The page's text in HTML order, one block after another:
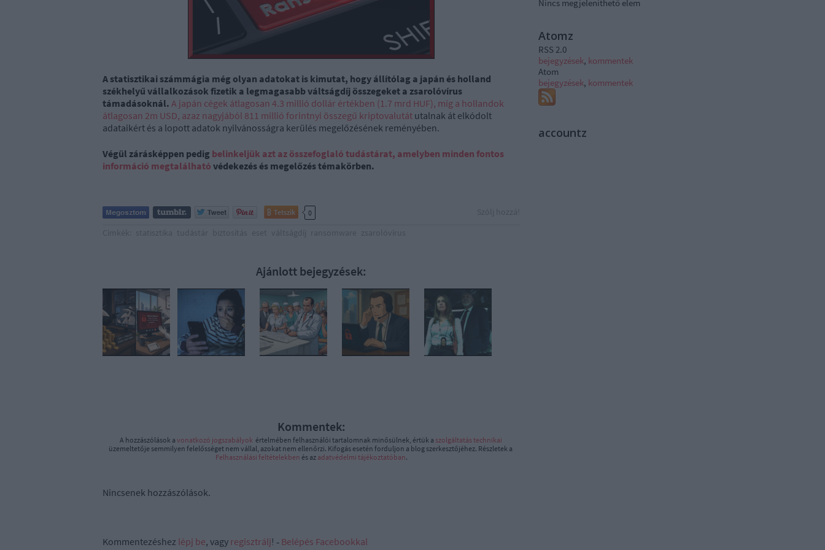
A statisztikai számmágia még olyan adatokat is kimutat, hogy állítólag a japán és holland
székhelyű vállalkozások fizetik a legmagasabb váltságdíj összegeket a zsarolóvírus
támadásoknál. A japán cégek átlagosan 4.3 millió dollár értékben (1.7 mrd HUF), míg a hollandok
átlagosan 2m USD, azaz nagyjából 811 millió forintnyi összegű kriptovalutát utalnak át elkódolt
adataikért és a lopott adatok nyilvánosságra kerülés megelőzésének reményében.
Végül zárásképpen pedig belinkeljük azt az összefoglaló tudástárat, amelyben minden fontos
információ megtalálható védekezés és megelőzés témakörben.
Tetszik 0
Ajánlott bejegyzések:
Kommentek:
A hozzászólások a vonatkozó jogszabályokértelmében felhasználói tartalomnak minősülnek, értük a szolgáltatás technikai
üzemeltetője semmilyen felelősséget nem vállal, azokat nem ellenőrzi. Kifogás esetén forduljon a blog szerkesztőjéhez. Részletek a
Felhasználási feltételekben és az adatvédelmi tájékoztatóban.
Nincsenek hozzászólások.
Kommentezéshez lépj be, vagy regisztrálj! ‐ Belépés Facebookkal
Nincs megjeleníthető elem
Atomz
RSS 2.0
bejegyzések, kommentek
Atom
bejegyzések, kommentek
accountz